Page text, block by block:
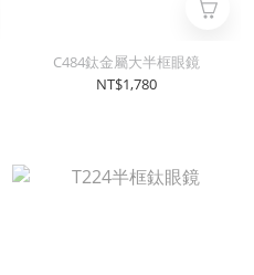
C484鈦金屬大半框眼鏡
NT$1,780